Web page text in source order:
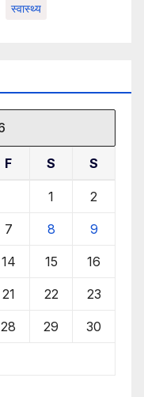
स्वास्थ्य
F S S
1 2
7 8 9
14 15 16
21 22 23
28 29 30